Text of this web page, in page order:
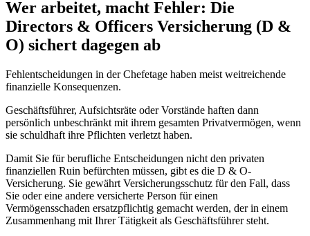
Wer arbeitet, macht Fehler: Die
Directors & Officers Versicherung (D &
O) sichert dagegen ab
Fehlentscheidungen in der Chefetage haben meist weitreichende
finanzielle Konsequenzen.
Geschäftsführer, Aufsichtsräte oder Vorstände haften dann
persönlich unbeschränkt mit ihrem gesamten Privatvermögen, wenn
sie schuldhaft ihre Pflichten verletzt haben.
Damit Sie für berufliche Entscheidungen nicht den privaten
finanziellen Ruin befürchten müssen, gibt es die D & O-
Versicherung. Sie gewährt Versicherungsschutz für den Fall, dass
Sie oder eine andere versicherte Person für einen
Vermögensschaden ersatzpflichtig gemacht werden, der in einem
Zusammenhang mit Ihrer Tätigkeit als Geschäftsführer steht.